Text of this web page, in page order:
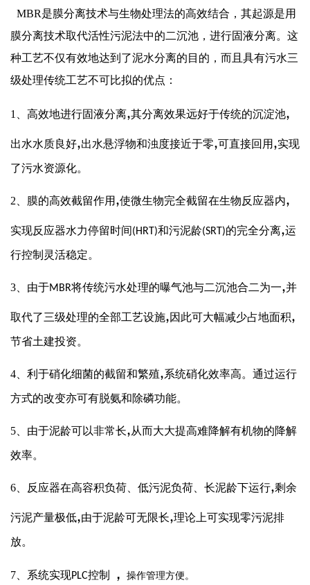
MBR是膜分离技术与生物处理法的高效结合，其起源是用
膜分离技术取代活性污泥法中的二沉池，进行固液分离。这
种工艺不仅有效地达到了泥水分离的目的，而且具有污水三
级处理传统工艺不可比拟的优点：
1、高效地进行固液分离,其分离效果远好于传统的沉淀池,
出水水质良好,出水悬浮物和浊度接近于零,可直接回用 ,实现
了污水资源化。
2、膜的高效截留作用 ,使微生物完全截留在生物反应器内,
实现反应器水力停留时间(HRT)和污泥龄(SRT)的完全分离,运
行控制灵活稳定。
3、由于MBR将传统污水处理的曝气池与二沉池合二为一,并
取代了三级处理的全部工艺设施,因此可大幅减少占地面积,
节省土建投资。
4、利于硝化细菌的截留和繁殖,系统硝化效率高。通过运行
方式的改变亦可有脱氨和除磷功能。
5、由于泥龄可以非常长,从而大大提高难降解有机物的降解
效率。
6、反应器在高容积负荷、低污泥负荷、长泥龄下运行,剩余
污泥产量极低,由于泥龄可无限长,理论上可实现零污泥排
放。
7、系统实现PLC控制 ， 操作管理方便。